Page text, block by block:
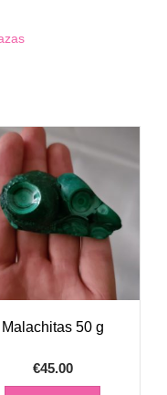
Malachitas 50 g
€45.00